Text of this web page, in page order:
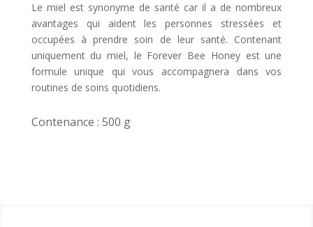
Le miel est synonyme de santé car il a de nombreux
avantages qui aident les personnes stressées et
occupées à prendre soin de leur santé. Contenant
uniquement du miel, le Forever Bee Honey est une
formule unique qui vous accompagnera dans vos
routines de soins quotidiens.
Contenance : 500 g